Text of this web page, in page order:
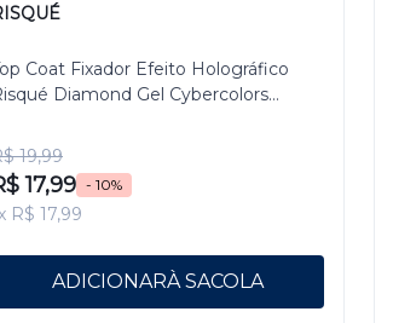
Coat Fixador Efeito Holográfico
Diamond Gel Cybercolors
19,99
17,99 - 10%
R$ 17,99
ADICIONAR